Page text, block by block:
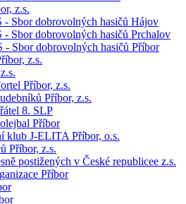
z.s.
- Sbor dobrovolných hasičů Hájov
- Sbor dobrovolných hasičů Prchalov
- Sbor dobrovolných hasičů Příbor
z.s.
Příbor, z.s.
Příbor, z.s.
8. SLP
Příbor
klub J-ELITA Příbor, o.s.
Příbor, z.s.
postižených v České republicee z.s.
Příbor